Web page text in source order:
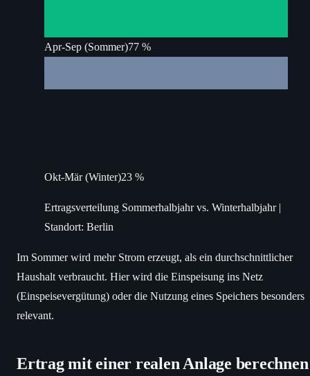
Apr-Sep (Sommer)77 %
Okt-Mär (Winter)23 %
Ertragsverteilung Sommerhalbjahr vs. Winterhalbjahr |
Standort: Berlin
Im Sommer wird mehr Strom erzeugt, als ein durchschnittlicher
Haushalt verbraucht. Hier wird die Einspeisung ins Netz
(Einspeisevergütung) oder die Nutzung eines Speichers besonders
relevant.
Ertrag mit einer realen Anlage berechnen